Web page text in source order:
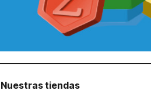
Nuestras tiendas